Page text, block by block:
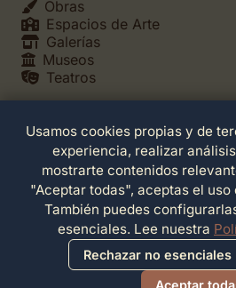
Obras
Espacios de Arte
Galerías
Museos
Teatros
Legales
Política de Privacidad
Política de Cookies
Configuración de Cookies
Términos de Servicio
Contacto
Usamos cookies propias y de
experiencia, realizar
mostrarte contenidos
"Aceptar todas", aceptas el uso
También puedes
esenciales. Lee nuestra
Rechazar no esenciales
Aceptar